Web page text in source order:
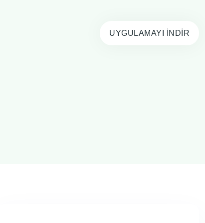
UYGULAMAYI İNDIR